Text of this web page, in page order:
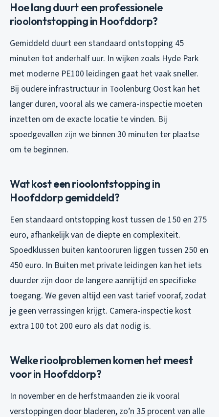
Hoe lang duurt een professionele
rioolontstopping in Hoofddorp?
Gemiddeld duurt een standaard ontstopping 45
minuten tot anderhalf uur. In wijken zoals Hyde Park
met moderne PE100 leidingen gaat het vaak sneller.
Bij oudere infrastructuur in Toolenburg Oost kan het
langer duren, vooral als we camera-inspectie moeten
inzetten om de exacte locatie te vinden. Bij
spoedgevallen zijn we binnen 30 minuten ter plaatse
om te beginnen.
Wat kost een rioolontstopping in
Hoofddorp gemiddeld?
Een standaard ontstopping kost tussen de 150 en 275
euro, afhankelijk van de diepte en complexiteit.
Spoedklussen buiten kantooruren liggen tussen 250 en
450 euro. In Buiten met private leidingen kan het iets
duurder zijn door de langere aanrijtijd en specifieke
toegang. We geven altijd een vast tarief vooraf, zodat
je geen verrassingen krijgt. Camera-inspectie kost
extra 100 tot 200 euro als dat nodig is.
Welke rioolproblemen komen het meest
voor in Hoofddorp?
In november en de herfstmaanden zie ik vooral
verstoppingen door bladeren, zo’n 35 procent van alle